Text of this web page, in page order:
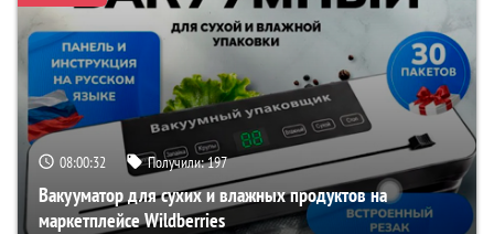
08:00:31 Получили:197
Вакууматор для сухих и влажных продуктов на
маркетплейсе Wildberries